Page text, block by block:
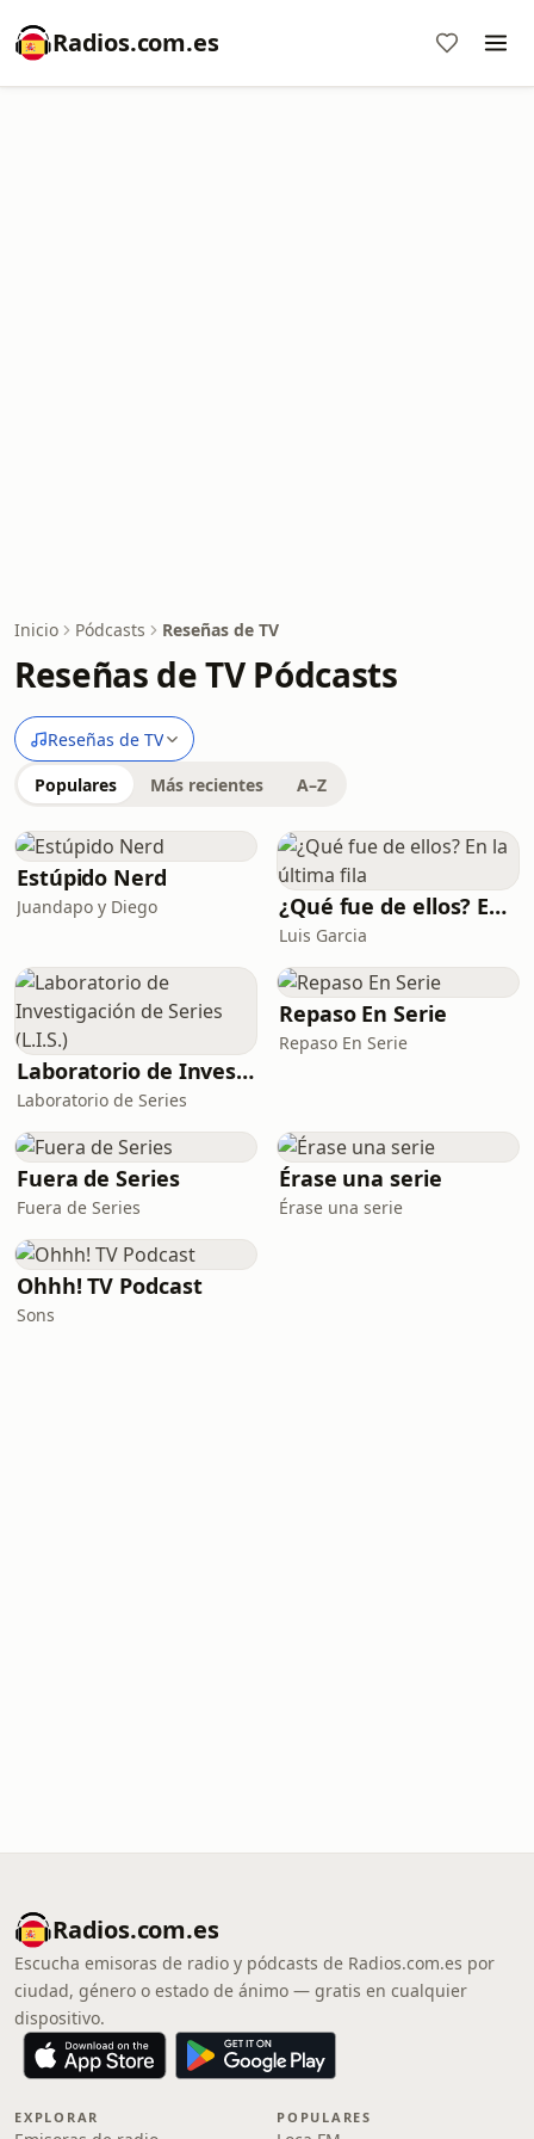
Radios.com.es
Inicio Pódcasts Reseñas de TV
Reseñas de TV Pódcasts
Reseñas de TV
Populares Más recientes A–Z
Estúpido Nerd
Juandapo y Diego ¿Qué fue de ellos? En la última fila
Luis Garcia
Laboratorio de Investigación de Series (L.I.S.)
Laboratorio de Series
Repaso En Serie
Repaso En Serie
Fuera de Series
Fuera de Series
Érase una serie
Érase una serie
Ohhh! TV Podcast
Sons
Radios.com.es
Escucha emisoras de radio y pódcasts de Radios.com.es por
ciudad, género o estado de ánimo — gratis en cualquier
dispositivo.
EXPLORAR POPULARES